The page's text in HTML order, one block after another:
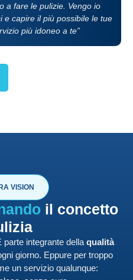
a fare le pulizie. Vengo io
e capire il più possibile le tue
più idoneo a te”
VISION
il concetto
parte integrante della qualità
giorno. Eppure per troppo
un servizio qualunque: